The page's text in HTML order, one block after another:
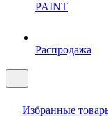
PAINT
Распродажа
Избранные